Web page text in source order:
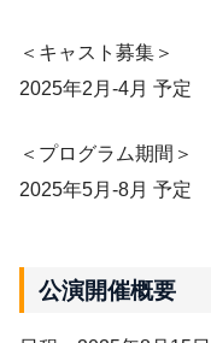
＜キャスト募集＞
2025年2月-4月 予定
＜プログラム期間＞
2025年5月-8月 予定
公演開催概要